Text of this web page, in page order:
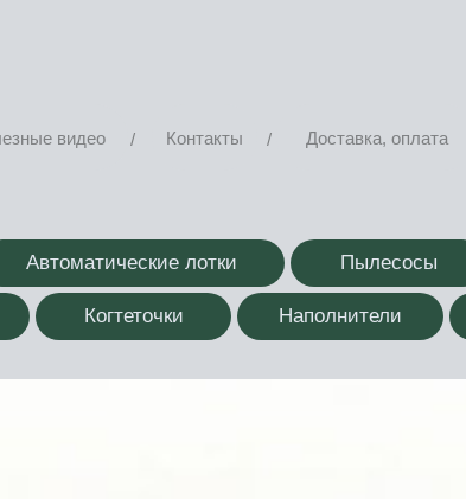
видео / Контакты Доставка, оплата
/
Автоматические лотки Пылесосы
Когтеточки Наполнители